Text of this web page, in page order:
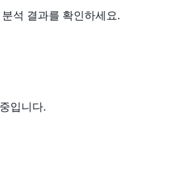
석 결과를 확인하세요.
입니다.